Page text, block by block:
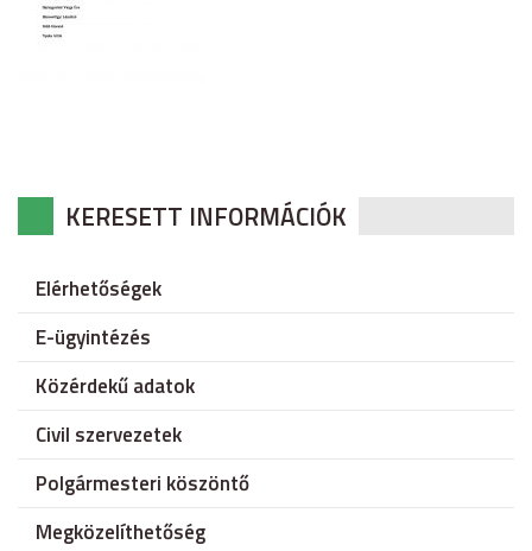
KERESETT INFORMÁCIÓK
Elérhetőségek
E-ügyintézés
Közérdekű adatok
Civil szervezetek
Polgármesteri köszöntő
Megközelíthetőség